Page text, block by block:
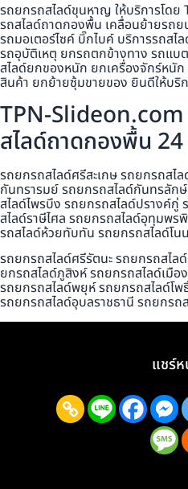
รถยกรถสไลด์ขุนหาญ ให้บริการโด
รถสไลด์ถาดกองพื้น เคลื่อนย้ายรถ
รถมอเตอร์ไซค์ บิ๊กไบค์ บริการรถส
รถอุบัติเหตุ ยกรถตกข้างทาง รถแบ
สไลด์ยกของหนัก ยกเครื่องจักร์หนั
สินค้า ยกย้ายซุ้มขายของ ยินดีให้บริ
TPN-
สไลด์ถาดกองพื้น 24
รถยกรถสไลด์ศรีสะเกษ รถยกรถสไ
กันทรารมย์ รถยกรถสไลด์กันทรลัก
สไลด์ไพรบึง รถยกรถสไลด์ปรางค์
สไลด์ราษีไศล รถยกรถสไลด์อุทุมพ
รถสไลด์ห้วยทับทัน รถยกรถสไลด์โ
รถยกรถสไลด์ศรีรัตนะ รถยกรถสไล
ยกรถสไลด์ภูสิงห์ รถยกรถสไลด์เมื
รถยกรถสไลด์พยุห์ รถยกรถสไลด์โ
รถยกรถสไลด์อุบลราชธานี รถยกรถ
แชร์